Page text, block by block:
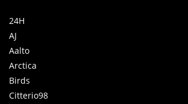
24H
AJ
Aalto
Arctica
Birds
Citterio98